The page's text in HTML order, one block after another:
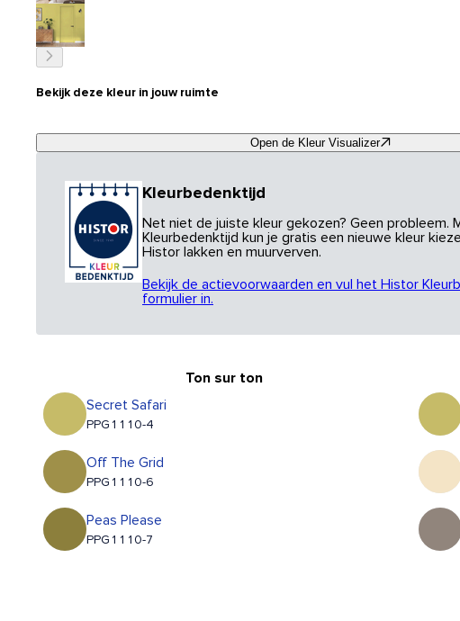
Bekijk deze kleur in jouw ruimte
Open de Kleur Visualizer
Kleurbedenktijd
Net niet de juiste kleur gekozen? Geen probleem.
Kleurbedenktijd kun je gratis een nieuwe kleur
Histor lakken en muurverven.
Bekijk de actievoorwaarden en vul het Histor
formulier in.
Ton sur ton
Secret Safari
PPG1110-4
Off The Grid
PPG1110-6
Peas Please
PPG1110-7